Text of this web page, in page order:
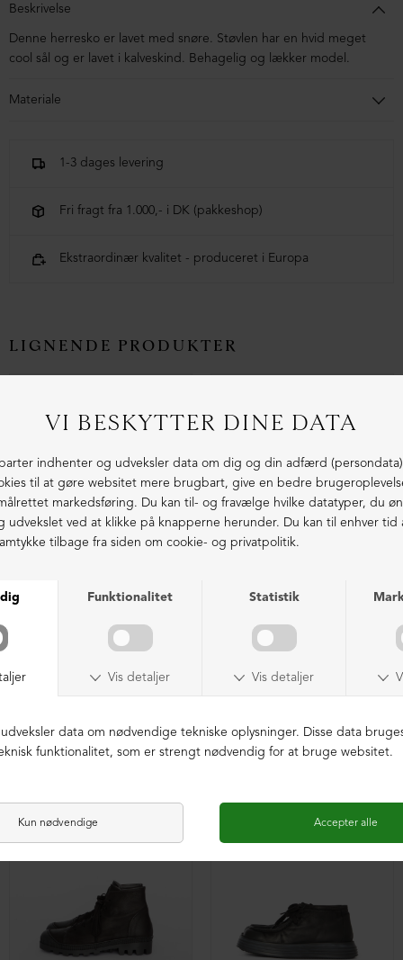
Beskrivelse
Denne herresko er lavet med snøre. Støvlen har en hvid meget
cool sål og er lavet i kalveskind. Behagelig og lækker model.
Materiale
1-3 dages levering
Fri fragt fra 1.000,- i DK (pakkeshop)
Ekstraordinær kvalitet - produceret i Europa
LIGNENDE PRODUKTER
DKK 1.499,00
DKK 2.199,00
DKK 1.499,00
DKK 2.199,00